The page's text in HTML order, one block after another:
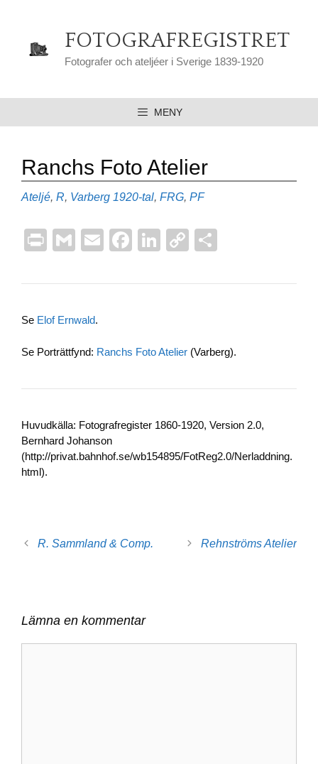
FOTOGRAFREGISTRET
Fotografer och ateljéer i Sverige 1839-1920
MENY
Ranchs Foto Atelier
Kategorier
Ateljé, R, Varberg Etiketter
1920-tal, FRG, PF
Pr
t
G
ail
E
ail
F
c
o
Li
k
n
C
p
n
a
Se Elof Ernwald.
Se Porträttfynd: Ranchs Foto Atelier (Varberg).
Huvudkälla: Fotografregister 1860-1920, Version 2.0,
Bernhard Johanson
(http://privat.bahnhof.se/wb154895/FotReg2.0/Nerladdning.
html).
R. Sammland & Comp. Rehnströms Atelier
Lämna en kommentar